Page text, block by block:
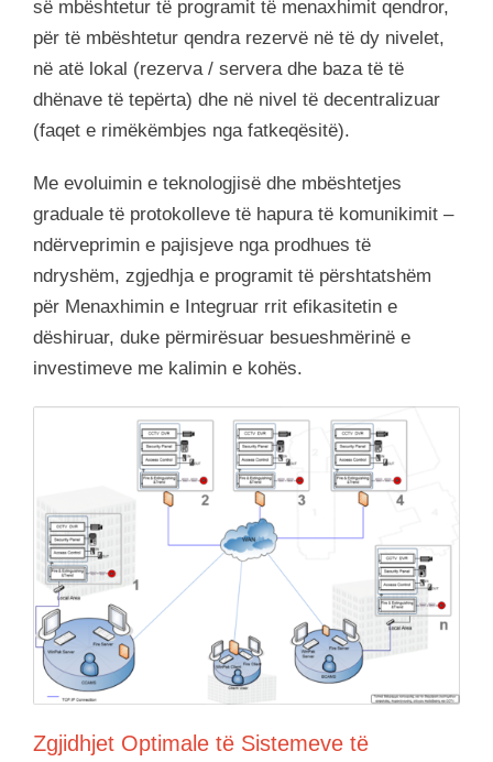
së mbështetur të programit të menaxhimit qendror,
për të mbështetur qendra rezervë në të dy nivelet,
në atë lokal (rezerva / servera dhe baza të të
dhënave të tepërta) dhe në nivel të decentralizuar
(faqet e rimëkëmbjes nga fatkeqësitë).
Me evoluimin e teknologjisë dhe mbështetjes
graduale të protokolleve të hapura të komunikimit –
ndërveprimin e pajisjeve nga prodhues të
ndryshëm, zgjedhja e programit të përshtatshëm
për Menaxhimin e Integruar rrit efikasitetin e
dëshiruar, duke përmirësuar besueshmërinë e
investimeve me kalimin e kohës.
Zgjidhjet Optimale të Sistemeve të